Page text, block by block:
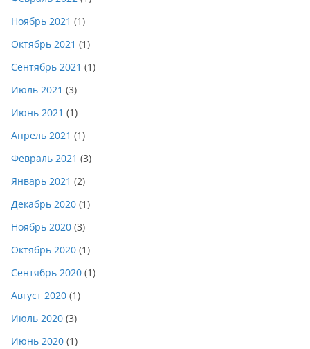
Ноябрь 2021 (1)
Октябрь 2021 (1)
Сентябрь 2021 (1)
Июль 2021 (3)
Июнь 2021 (1)
Апрель 2021 (1)
Февраль 2021 (3)
Январь 2021 (2)
Декабрь 2020 (1)
Ноябрь 2020 (3)
Октябрь 2020 (1)
Сентябрь 2020 (1)
Август 2020 (1)
Июль 2020 (3)
Июнь 2020 (1)